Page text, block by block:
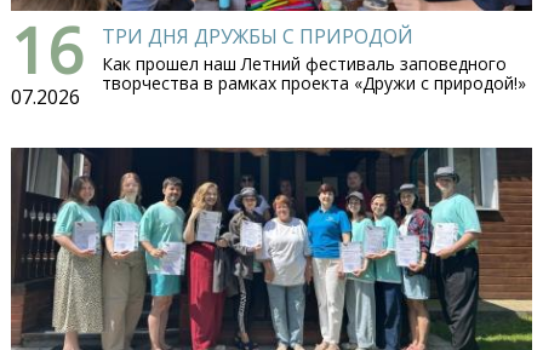
16
07.2026
ТРИ ДНЯ ДРУЖБЫ С ПРИРОДОЙ
Как прошел наш Летний фестиваль заповедного
творчества в рамках проекта «Дружи с природой!»